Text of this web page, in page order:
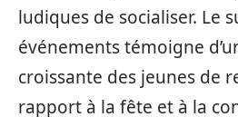
ludiques de socialiser. Le
événements témoigne
croissante des jeunes de
rapport à la fête et à la